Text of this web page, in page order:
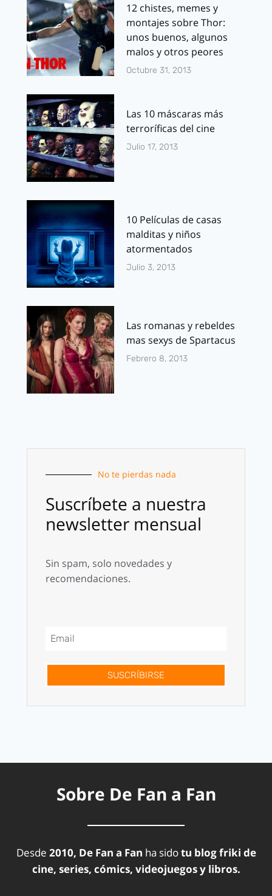
12 chistes, memes y
montajes sobre Thor:
unos buenos, algunos
malos y otros peores
Octubre 31, 2013
Las 10 máscaras más
terroríficas del cine
Julio 17, 2013
10 Películas de casas
malditas y niños
atormentados
Julio 3, 2013
Las romanas y rebeldes
mas sexys de Spartacus
Febrero 8, 2013
No te pierdas nada
Suscríbete a nuestra
newsletter mensual
Sin spam, solo novedades y
recomendaciones.
SUSCRÍBIRSE
Sobre De Fan a Fan
Desde 2010, De Fan a Fan ha sidotu blog friki de
cine, series, cómics, videojuegos y libros.